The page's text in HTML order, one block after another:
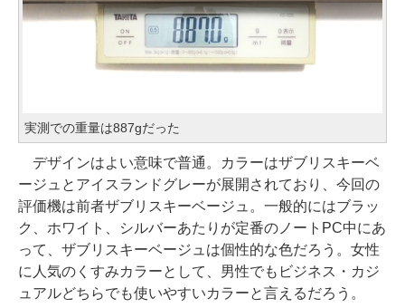
実測での重量は887gだった
デザインはよい意味で普通。カラーはザブリスキーベ
ージュとアイスランドグレーが展開されており、今回の
評価機は前者ザブリスキーベージュ。一般的にはブラッ
ク、ホワイト、シルバーあたりが定番のノートPC中にあ
って、ザブリスキーベージュは個性的な色だろう。女性
に人気のくすみカラーとして、男性でもビジネス・カジ
ュアルどちらでも使いやすいカラーと言えるだろう。